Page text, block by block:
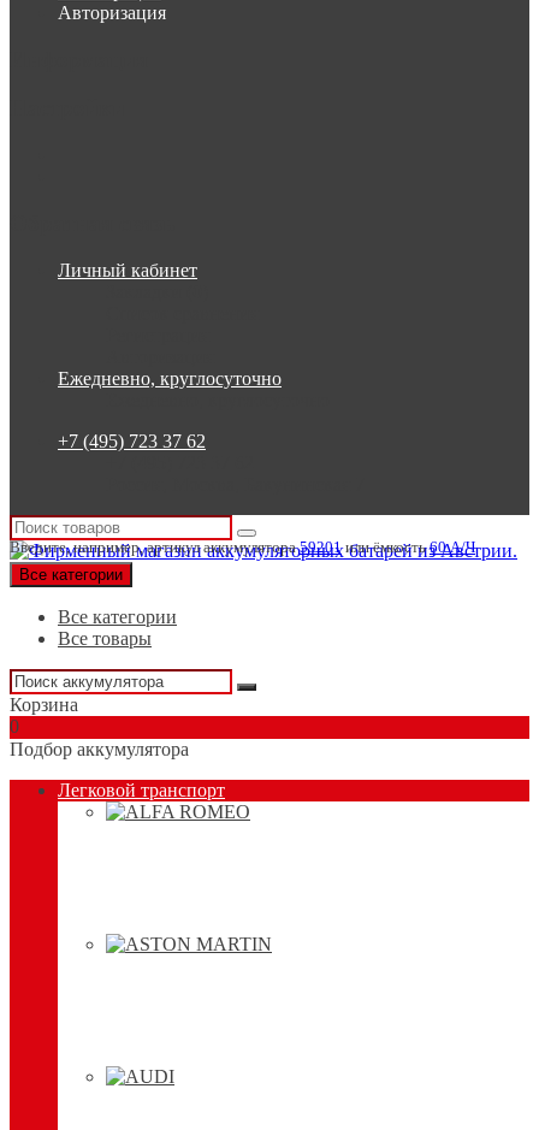
Авторизация
Личный кабинет
Ежедневно, круглосуточно
+7 (495) 723 37 62
Введите, например, артикул аккумулятора59201или ёмкость60 А/Ч
Все категории
Все категории
Все товары
Корзина
0
Подбор аккумулятора
Легковой транспорт